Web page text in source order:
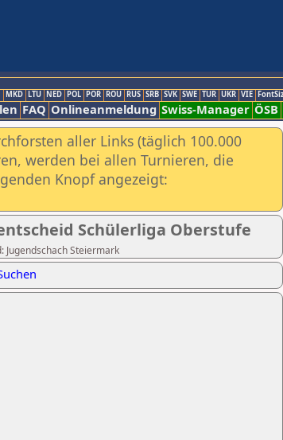
MKD LTU NED POL POR ROU RUS SRB SVK SWE TUR UKR VIE
FAQ Onlineanmeldung Swiss-Manager ÖSB
aller Links (täglich 100.000
werden bei allen Turnieren, die
Knopf angezeigt:
Schülerliga Oberstufe
Jugendschach Steiermark